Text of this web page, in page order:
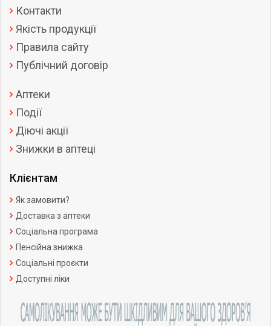
Контакти
Якість продукції
Правила сайту
Публічний договір
Аптеки
Події
Діючі акції
Знижки в аптеці
Клієнтам
Як замовити?
Доставка з аптеки
Соціальна програма
Пенсійна знижка
Соціальні проєкти
Доступні ліки